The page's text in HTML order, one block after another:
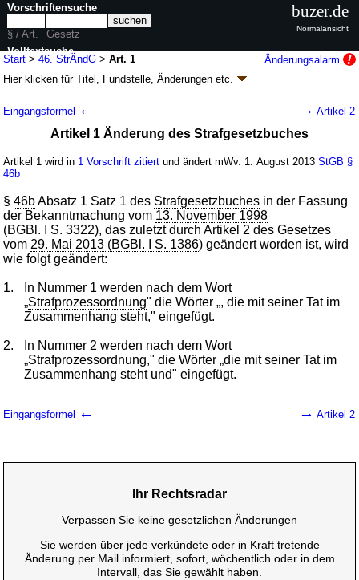
Start >46. StrÄndG >Art. 1
Änderungsalarm
Hier klicken fürTitel, Fundstelle, Änderungen etc.
Strafrechtsänderungsgesetz - Beschränkung
der Möglichkeit zur Strafmilderung bei
Aufklärungs- und Präventionshilfe (46.
StrÄndG)
G. v. 10.06.2013BGBl. I S. 1497(Nr. 28
); Geltung ab 01.08.2013
2 Änderungen
| Drucksachen / Entwurf / Begründung |
wird in 2 Vorschriften zitiert
Eingangsformel ← → Artikel 2
Artikel 1 Änderung des Strafgesetzbuches
Artikel 1 wird in 1 Vorschrift zitiert und ändert mWv. 1. August 2013StGB §
46b
§46bAbsatz 1 Satz 1 des Strafgesetzbuches in der Fassung
der Bekanntmachung vom 13. November 1998
(BGBl. I S. 3322), das zuletzt durch Artikel 2 des Gesetzes
vom 29. Mai 2013 (BGBl. I S. 1386) geändert worden ist, wird
wie folgt geändert:
1.
In Nummer 1 werden nach dem Wort
„Strafprozessordnung" die Wörter „, die mit seiner Tat im
Zusammenhang steht," eingefügt.
2.
In Nummer 2 werden nach dem Wort
„Strafprozessordnung," die Wörter „die mit seiner Tat im
Zusammenhang steht und" eingefügt.
Eingangsformel ← → Artikel 2
Ihr Rechtsradar
Verpassen Sie keine gesetzlichen Änderungen
Sie werden über jede verkündete oder in Kraft tretende
Änderung per Mail informiert, sofort, wöchentlich oder in dem
Intervall, das Sie gewählt haben.
Vorschriftensuche
§ / Art.
Gesetz
Volltextsuche
nur in 46. StrÄndG
buzer.de
Normalansicht